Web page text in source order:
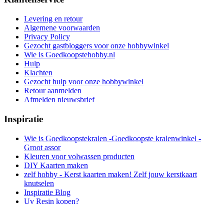
Levering en retour
Algemene voorwaarden
Privacy Policy
Gezocht gastbloggers voor onze hobbywinkel
Wie is Goedkoopstehobby.nl
Hulp
Klachten
Gezocht hulp voor onze hobbywinkel
Retour aanmelden
Afmelden nieuwsbrief
Inspiratie
Wie is Goedkoopstekralen -Goedkoopste kralenwinkel -
Groot assor
Kleuren voor volwassen producten
DIY Kaarten maken
zelf hobby - Kerst kaarten maken! Zelf jouw kerstkaart
knutselen
Inspiratie Blog
Uv Resin kopen?